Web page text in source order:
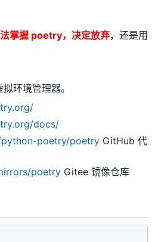
掌握 poetry，决定放弃，还是用
环境管理器。
docs/
poetry/poetry GitHub 代
poetry Gitee 镜像仓库